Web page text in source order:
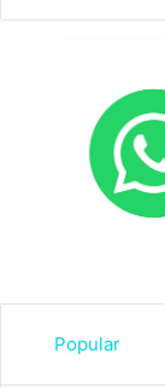
Popular